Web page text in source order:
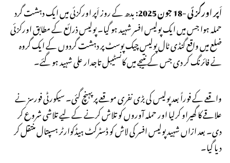
اَپر اورکزئی -18 جون 2025:
بدھ کے روز اَپر اورکزئی میں ایک دہشت گرد
حملہ ہوا جس میں ایک پولیس افسر شہید ہو گیا۔ پولیس ذرائع کے مطابق اورکزئی
ضلع میں واقع گنڈی ٹال پولیس چیک پوسٹ پر دہشت گردوں کے ایک گروہ
نے فائرنگ کر دی جس کے نتیجے میں کانسٹیبل تاجدار علی شہید ہو گئے۔
واقعے کے فوراً بعد پولیس کی بڑی نفری موقعے پر پہنچ گئی۔ سیکورٹی فورسز نے
علاقے کا گھیراو کرلیا اور حملہ آوروں کو تلاش کرنے کے لیے تلاشی شروع کر
دی۔ بعد ازاں شہید پولیس افسر کی لاش کو ڈسٹرکٹ ہیڈکوارٹر ہسپتال منتقل کر
دیا گیا۔